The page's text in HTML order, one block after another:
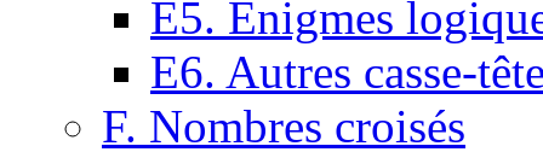
E5. Enigmes
E6. Autres casse-
F. Nombres croisés